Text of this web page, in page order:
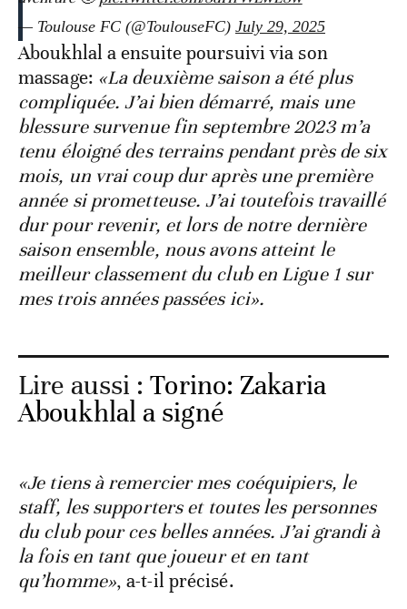
— Toulouse FC (@ToulouseFC) July 29, 2025
Aboukhlal a ensuite poursuivi via son
massage: «La deuxième saison a été plus
compliquée. J’ai bien démarré, mais une
blessure survenue fin septembre 2023 m’a
tenu éloigné des terrains pendant près de six
mois, un vrai coup dur après une première
année si prometteuse. J’ai toutefois travaillé
dur pour revenir, et lors de notre dernière
saison ensemble, nous avons atteint le
meilleur classement du club en Ligue 1 sur
mes trois années passées ici».
Lire aussi :Torino: Zakaria
Aboukhlal a signé
«Je tiens à remercier mes coéquipiers, le
staff, les supporters et toutes les personnes
du club pour ces belles années. J’ai grandi à
la fois en tant que joueur et en tant
qu’homme», a-t-il précisé.